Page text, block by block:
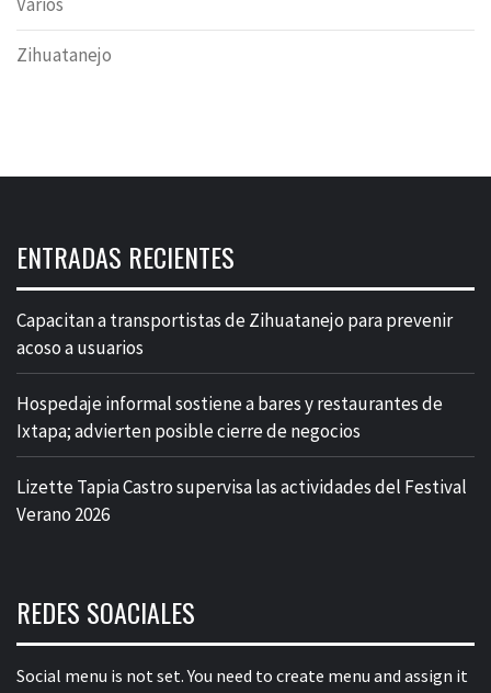
Zihuatanejo
ENTRADAS RECIENTES
Capacitan a transportistas de Zihuatanejo para prevenir
acoso a usuarios
Hospedaje informal sostiene a bares y restaurantes de
Ixtapa; advierten posible cierre de negocios
Lizette Tapia Castro supervisa las actividades del Festival
Verano 2026
REDES SOACIALES
Social menu is not set. You need to create menu and assign it